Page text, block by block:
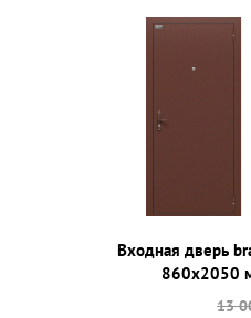
Входная дверь
860х2050
13